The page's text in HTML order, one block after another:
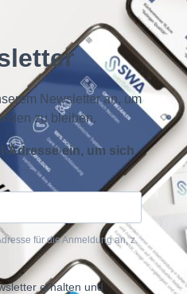
Newsletter an, um
zu bleiben.
Adresse ein, um sich
für die Anmeldung an, z.
erhalten und